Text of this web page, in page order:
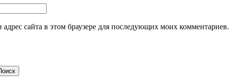
сайта в этом браузере для последующих моих комментариев.